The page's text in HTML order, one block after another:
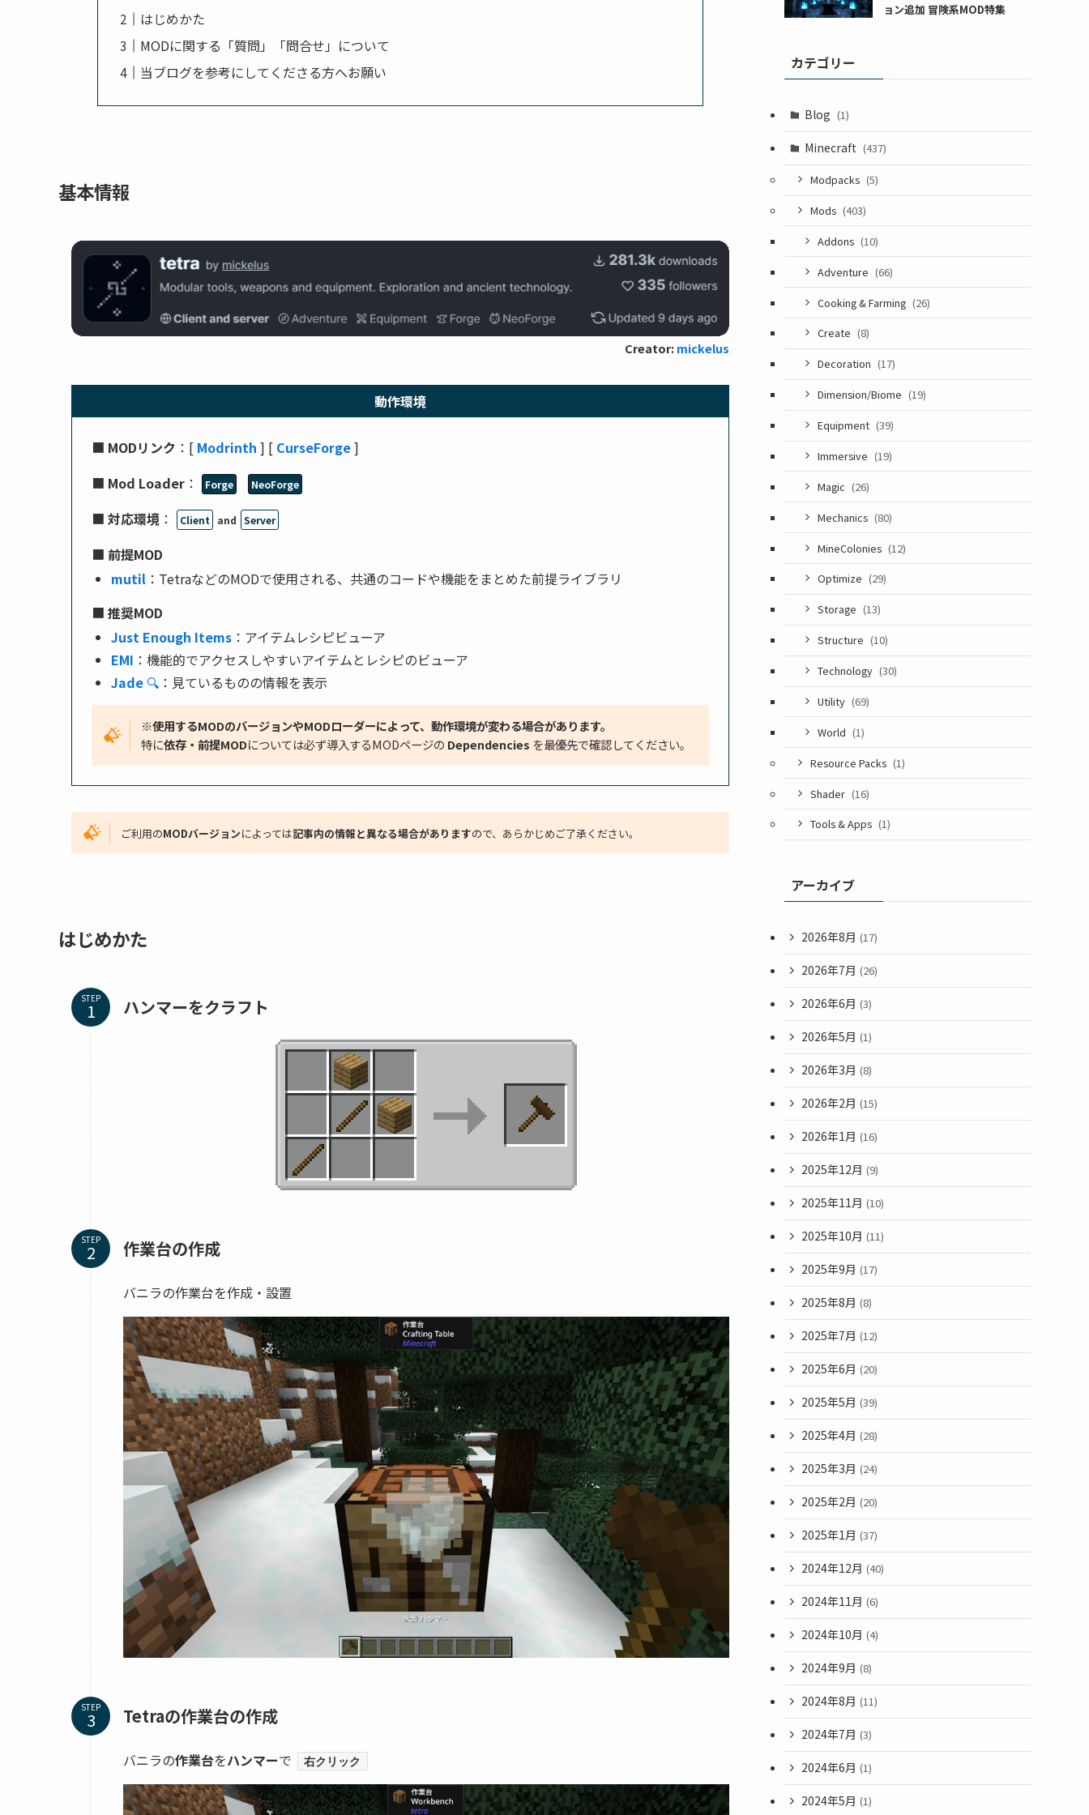
はじめかた
MODに関する「質問」「問合せ」について
当ブログを参考にしてくださる方へお願い
基本情報
Creator:mickelus
動作環境
■ MODリンク ：[ Modrinth ] [ CurseForge]
■ Mod Loader ： Forge NeoForge
■ 対応環境 ： Client and Server
■ 前提MOD
mutil ：TetraなどのMODで使用される、共通のコードや機能をまとめた前提ライブラリ
■ 推奨MOD
Just Enough Items ：アイテムレシピビューア
EMI ：機能的でアクセスしやすいアイテムとレシピのビューア
Jade 🔍 ：見ているものの情報を表示
※使用するMODのバージョンやMODローダーによって、動作環境が変わる場合があります。
特に依存・前提MODについては必ず導入するMODページの Dependencies を最優先で確認してください。
ご利用のMODバージョンによっては記事内の情報と異なる場合がありますので、あらかじめご了承ください。
はじめかた
STEP ハンマーをクラフト
STEP 作業台の作成
バニラの作業台を作成・設置
STEP Tetraの作業台の作成
バニラの作業台をハンマーで 右クリック
ョン追加 冒険系MOD特集
カテゴリー
Blog (1)
Minecraft (437)
Modpacks (5)
Mods (403)
Addons (10)
Adventure (66)
Cooking & Farming (26)
Create (8)
Decoration (17)
Dimension/Biome (19)
Equipment (39)
Immersive (19)
Magic (26)
Mechanics (80)
MineColonies (12)
Optimize (29)
Storage (13)
Structure (10)
Technology (30)
Utility (69)
World (1)
Resource Packs (1)
Shader (16)
Tools & Apps (1)
アーカイブ
2026年8月 (17)
2026年7月 (26)
2026年6月 (3)
2026年5月 (1)
2026年3月 (8)
2026年2月 (15)
2026年1月 (16)
2025年12月 (9)
2025年11月 (10)
2025年10月 (11)
2025年9月 (17)
2025年8月 (8)
2025年7月 (12)
2025年6月 (20)
2025年5月 (39)
2025年4月 (28)
2025年3月 (24)
2025年2月 (20)
2025年1月 (37)
2024年12月 (40)
2024年11月 (6)
2024年10月 (4)
2024年9月 (8)
2024年8月 (11)
2024年7月 (3)
2024年6月 (1)
2024年5月 (1)